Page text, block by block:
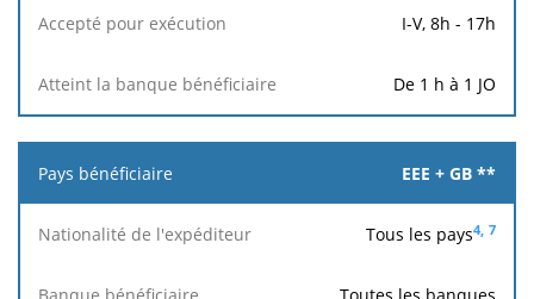
bénéficiaire
I-V, 8h - 17h
De 1 h à 1 JO
EEE + GB **
Tous les pays4, 7